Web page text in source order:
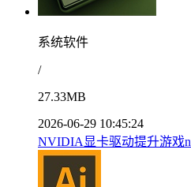
系统软件
/
27.33MB
2026-06-29 10:45:24
NVIDIA显卡驱动提升游戏